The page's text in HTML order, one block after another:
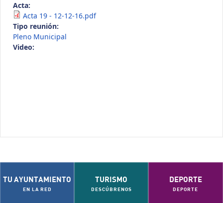
Acta:
Acta 19 - 12-12-16.pdf
Tipo reunión:
Pleno Municipal
Video:
TU AYUNTAMIENTO
EN LA RED
TURISMO
DESCÚBRENOS
DEPORTE
DEPORTE